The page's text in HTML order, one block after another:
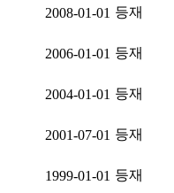
2008-01-01 등재
2006-01-01 등재
2004-01-01 등재
2001-07-01 등재
1999-01-01 등재